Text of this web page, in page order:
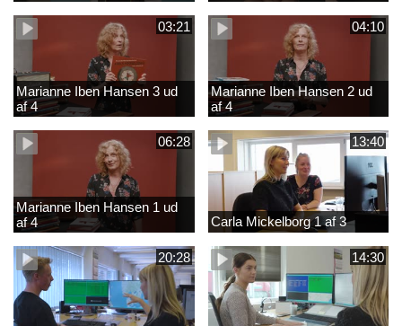
03:21
Marianne Iben Hansen 3 ud
af 4
04:10
Marianne Iben Hansen 2 ud
af 4
06:28
Marianne Iben Hansen 1 ud
af 4
13:40
Carla Mickelborg 1 af 3
20:28 14:30